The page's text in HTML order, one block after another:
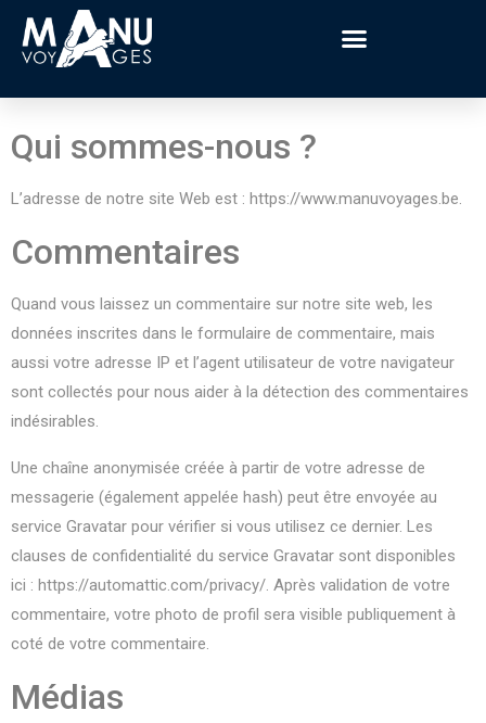
Qui sommes-nous ?
L’adresse de notre site Web est : https://www.manuvoyages.be.
Commentaires
Quand vous laissez un commentaire sur notre site web, les
données inscrites dans le formulaire de commentaire, mais
aussi votre adresse IP et l’agent utilisateur de votre navigateur
sont collectés pour nous aider à la détection des commentaires
indésirables.
Une chaîne anonymisée créée à partir de votre adresse de
messagerie (également appelée hash) peut être envoyée au
service Gravatar pour vérifier si vous utilisez ce dernier. Les
clauses de confidentialité du service Gravatar sont disponibles
ici : https://automattic.com/privacy/. Après validation de votre
commentaire, votre photo de profil sera visible publiquement à
coté de votre commentaire.
Médias